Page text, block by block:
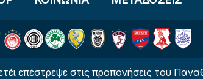
στις προπονήσεις του Παναθηναϊκού